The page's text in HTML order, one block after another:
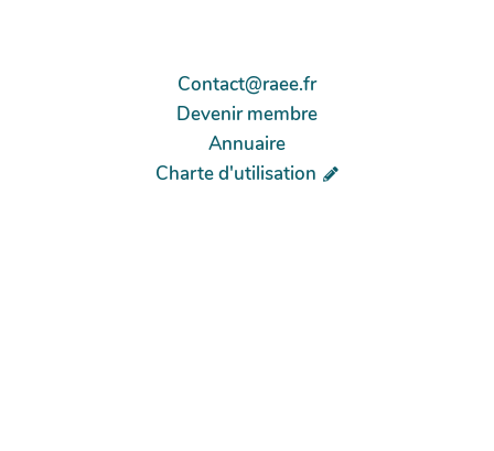
Contact@raee.fr
Devenir membre
Annuaire
Charte d'utilisation